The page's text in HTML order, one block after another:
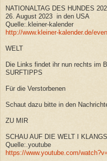
NATIONALTAG DES HUNDES
26. August 2023 in den USA
Quelle:.kleiner-kalender
http://www.kleiner-kalender.de/
WELT
Die Links findet ihr nun rechts im
SURFTIPPS
Für die Verstorbenen
Schaut dazu bitte in den
ZU MIR
SCHAU AUF DIE WELT I
Quelle:.youtube
https://www.youtube.com/